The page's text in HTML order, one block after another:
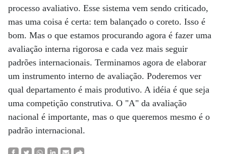
processo avaliativo. Esse sistema vem sendo criticado,
mas uma coisa é certa: tem balançado o coreto. Isso é
bom. Mas o que estamos procurando agora é fazer uma
avaliação interna rigorosa e cada vez mais seguir
padrões internacionais. Terminamos agora de elaborar
um instrumento interno de avaliação. Poderemos ver
qual departamento é mais produtivo. A idéia é que seja
uma competição construtiva. O "A" da avaliação
nacional é importante, mas o que queremos mesmo é o
padrão internacional.